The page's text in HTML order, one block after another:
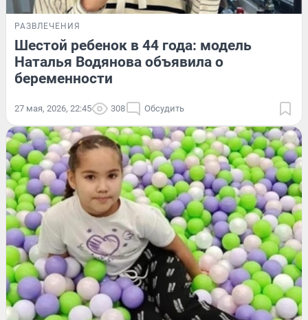
РАЗВЛЕЧЕНИЯ
Шестой ребенок в 44 года: модель
Наталья Водянова объявила о
беременности
27 мая, 2026, 22:45 308 Обсудить